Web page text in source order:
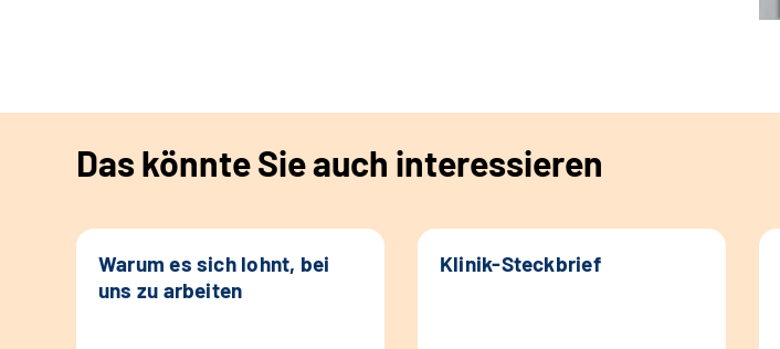
Das könnte Sie auch interessieren
Warum es sich lohnt, bei
uns zu arbeiten
Klinik-Steckbrief